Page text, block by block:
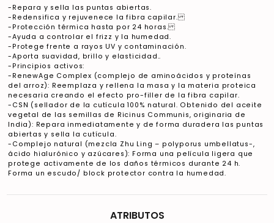
-Repara y sella las puntas abiertas.
-Redensifica y rejuvenece la fibra capilar.
-Protección térmica hasta por 24 horas.
-Ayuda a controlar el frizz y la humedad.
-Protege frente a rayos UV y contaminación.
-Aporta suavidad, brillo y elasticidad..
-Principios activos:
-RenewAge Complex (complejo de aminoácidos y proteínas
del arroz): Reemplaza y rellena la masa y la materia proteica
necesaria creando el efecto pro-filler de la fibra capilar.
-CSN (sellador de la cutícula 100% natural. Obtenido del aceite
vegetal de las semillas de Ricinus Communis, originaria de
India): Repara inmediatamente y de forma duradera las puntas
abiertas y sella la cutícula.
-Complejo natural (mezcla Zhu Ling – polyporus umbellatus-,
ácido hialurónico y azúcares): Forma una película ligera que
protege activamente de los daños térmicos durante 24 h.
Forma un escudo/ block protector contra la humedad.
ATRIBUTOS